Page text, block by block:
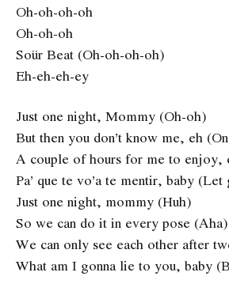
Oh-oh-oh-oh
Oh-oh-oh
Soür Beat (Oh-oh-oh-oh)
Eh-eh-eh-ey
Just one night, Mommy (Oh-oh)
But then you don’t know me, eh
A couple of hours for me to enjoy,
Pa’ que te vo’a te mentir, baby (Let
Just one night, mommy (Huh)
So we can do it in every pose (Aha)
We can only see each other after
What am I gonna lie to you, baby